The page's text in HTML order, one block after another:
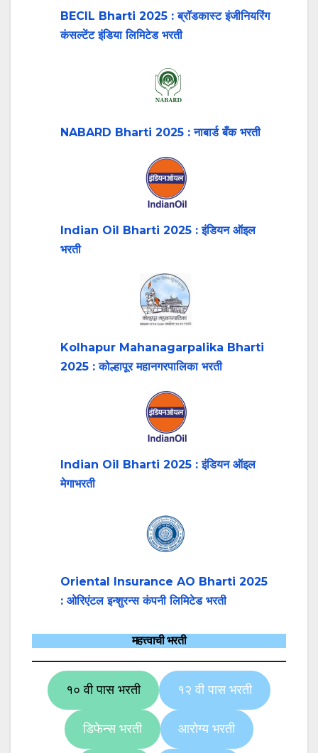
BECIL Bharti 2025 : ब्रॉडकास्ट इंजीनियरिंग
कंसल्टेंट इंडिया लिमिटेड भरती
NABARD Bharti 2025 : नाबार्ड बँक भरती
Indian Oil Bharti 2025 : इंडियन ऑइल
भरती
Kolhapur Mahanagarpalika Bharti
2025 : कोल्हापूर महानगरपालिका भरती
Indian Oil Bharti 2025 : इंडियन ऑइल
मेगाभरती
Oriental Insurance AO Bharti 2025
: ओरिएंटल इन्शुरन्स कंपनी लिमिटेड भरती
महत्त्वाची भरती
१० वी पास भरती १२ वी पास भरती
डिफेन्स भरती आरोग्य भरती